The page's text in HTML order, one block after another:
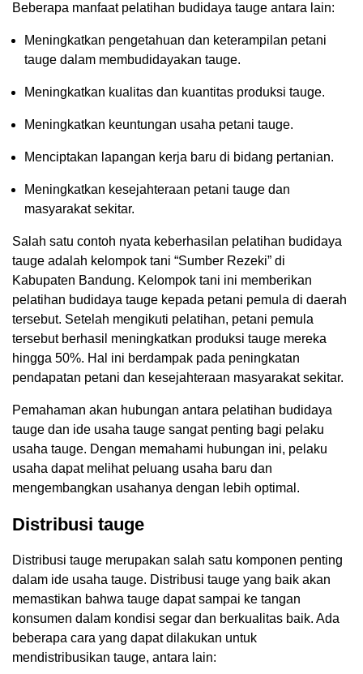
Beberapa manfaat pelatihan budidaya tauge antara lain:
Meningkatkan pengetahuan dan keterampilan petani
tauge dalam membudidayakan tauge.
Meningkatkan kualitas dan kuantitas produksi tauge.
Meningkatkan keuntungan usaha petani tauge.
Menciptakan lapangan kerja baru di bidang pertanian.
Meningkatkan kesejahteraan petani tauge dan
masyarakat sekitar.
Salah satu contoh nyata keberhasilan pelatihan budidaya
tauge adalah kelompok tani “Sumber Rezeki” di
Kabupaten Bandung. Kelompok tani ini memberikan
pelatihan budidaya tauge kepada petani pemula di daerah
tersebut. Setelah mengikuti pelatihan, petani pemula
tersebut berhasil meningkatkan produksi tauge mereka
hingga 50%. Hal ini berdampak pada peningkatan
pendapatan petani dan kesejahteraan masyarakat sekitar.
Pemahaman akan hubungan antara pelatihan budidaya
tauge dan ide usaha tauge sangat penting bagi pelaku
usaha tauge. Dengan memahami hubungan ini, pelaku
usaha dapat melihat peluang usaha baru dan
mengembangkan usahanya dengan lebih optimal.
Distribusi tauge
Distribusi tauge merupakan salah satu komponen penting
dalam ide usaha tauge. Distribusi tauge yang baik akan
memastikan bahwa tauge dapat sampai ke tangan
konsumen dalam kondisi segar dan berkualitas baik. Ada
beberapa cara yang dapat dilakukan untuk
mendistribusikan tauge, antara lain: